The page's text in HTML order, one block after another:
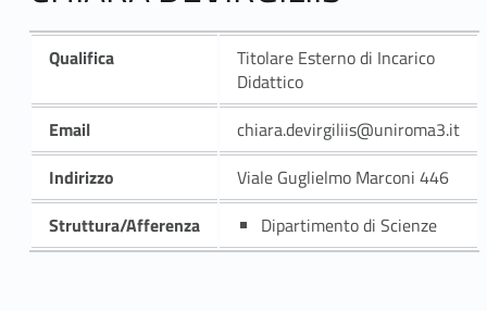
Qualifica
Titolare Esterno di Incarico
Didattico
Email
chiara.devirgiliis@uniroma3.it
Indirizzo
Viale Guglielmo Marconi 446
Struttura/Afferenza
Dipartimento di Scienze